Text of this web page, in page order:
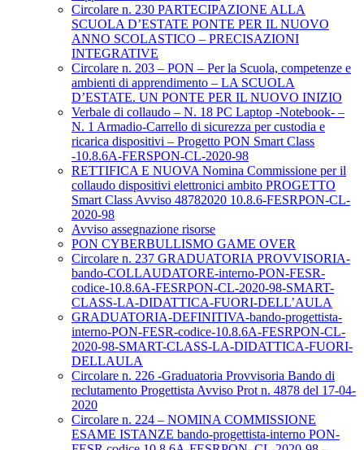
Circolare n. 230 PARTECIPAZIONE ALLA
SCUOLA D’ESTATE PONTE PER IL NUOVO
ANNO SCOLASTICO – PRECISAZIONI
INTEGRATIVE
Circolare n. 203 – PON – Per la Scuola, competenze e
ambienti di apprendimento – LA SCUOLA
D’ESTATE. UN PONTE PER IL NUOVO INIZIO
Verbale di collaudo – N. 18 PC Laptop -Notebook- –
N. 1 Armadio-Carrello di sicurezza per custodia e
ricarica dispositivi – Progetto PON Smart Class
-10.8.6A-FERSPON-CL-2020-98
RETTIFICA E NUOVA Nomina Commissione per il
collaudo dispositivi elettronici ambito PROGETTO
Smart Class Avviso 48782020 10.8.6-FESRPON-CL-
2020-98
Avviso assegnazione risorse
PON CYBERBULLISMO GAME OVER
Circolare n. 237 GRADUATORIA PROVVISORIA-
bando-COLLAUDATORE-interno-PON-FESR-
codice-10.8.6A-FESRPON-CL-2020-98-SMART-
CLASS-LA-DIDATTICA-FUORI-DELL’AULA
GRADUATORIA-DEFINITIVA-bando-progettista-
interno-PON-FESR-codice-10.8.6A-FESRPON-CL-
2020-98-SMART-CLASS-LA-DIDATTICA-FUORI-
DELLAULA
Circolare n. 226 -Graduatoria Provvisoria Bando di
reclutamento Progettista Avviso Prot n. 4878 del 17-04-
2020
Circolare n. 224 – NOMINA COMMISSIONE
ESAME ISTANZE bando-progettista-interno PON-